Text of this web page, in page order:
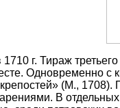
г. Тираж
Одновременно
(М., 1708).
В